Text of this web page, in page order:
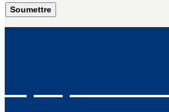
Soumettre